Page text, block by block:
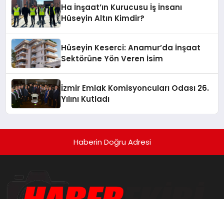
Ha İnşaat’ın Kurucusu İş İnsanı
Hüseyin Altın Kimdir?
Hüseyin Keserci: Anamur’da İnşaat
Sektörüne Yön Veren İsim
İzmir Emlak Komisyoncuları Odası 26.
Yılını Kutladı
Haberin Doğru Adresi